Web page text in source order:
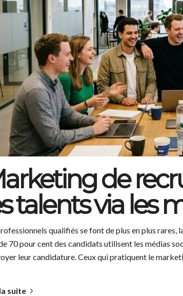
de
talents via les
qualifiés se font de plus en plus rares,
70 pour cent des candidats utilisent les médias
leur candidature. Ceux qui pratiquent le
suite